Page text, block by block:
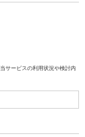
サービスの利用状況や検討内